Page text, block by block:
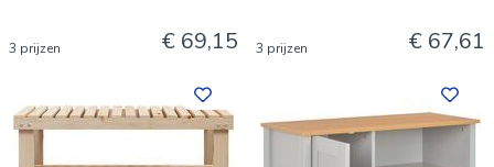
3 prijzen € 69,15 3 prijzen € 67,61